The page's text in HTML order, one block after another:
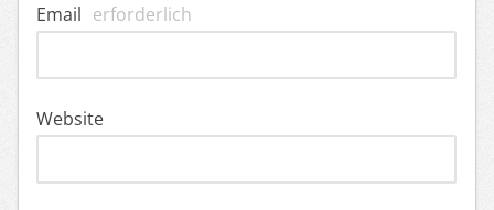
Email erforderlich
Website